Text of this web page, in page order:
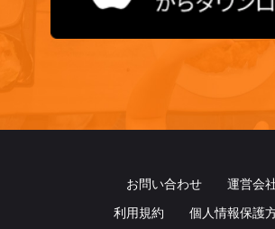
お問い合わせ
運営会
利用規約
個人情報保護